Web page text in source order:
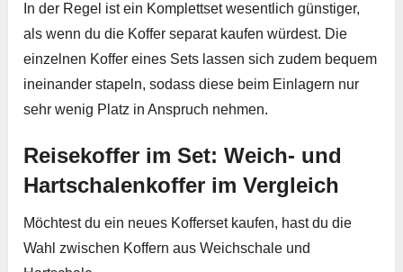
In der Regel ist ein Komplettset wesentlich günstiger,
als wenn du die Koffer separat kaufen würdest. Die
einzelnen Koffer eines Sets lassen sich zudem bequem
ineinander stapeln, sodass diese beim Einlagern nur
sehr wenig Platz in Anspruch nehmen.
Reisekoffer im Set: Weich- und
Hartschalenkoffer im Vergleich
Möchtest du ein neues Kofferset kaufen, hast du die
Wahl zwischen Koffern aus Weichschale und